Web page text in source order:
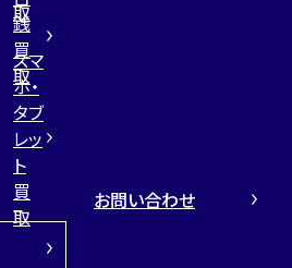
取
銭
買
取
スマ
ホ・
タブ
レッ
ト
買
取
お問い合わせ